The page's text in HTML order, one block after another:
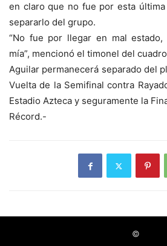
en claro que no fue por esta
separarlo del grupo.
“No fue por llegar en mal
mía”, mencionó el timonel del
Aguilar permanecerá separado del
Vuelta de la Semifinal contra
Estadio Azteca y seguramente la
Récord.-
©